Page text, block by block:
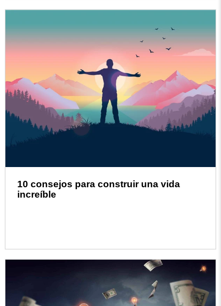
10 consejos para construir una vida
increíble